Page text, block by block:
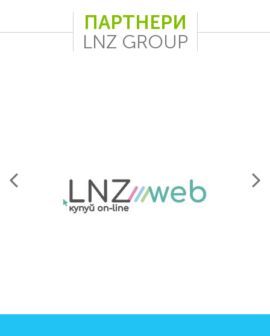
ПАРТНЕРИ
LNZ GROUP